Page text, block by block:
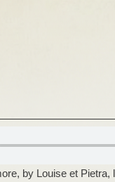
by Louise et Pietra,